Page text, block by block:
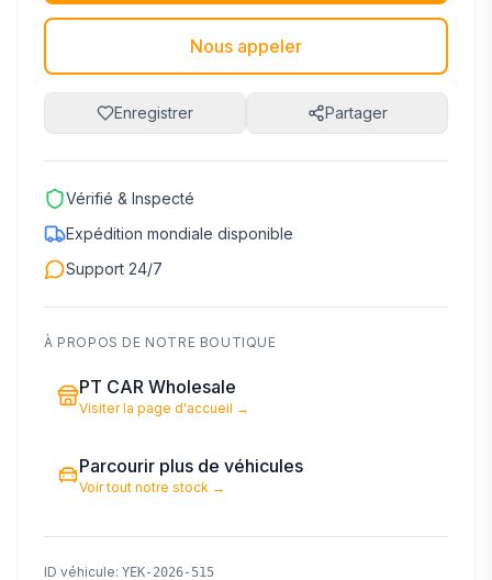
Nous appeler
Enregistrer Partager
Vérifié & Inspecté
Expédition mondiale disponible
Support 24/7
À PROPOS DE NOTRE BOUTIQUE
PT CAR Wholesale
Visiter la page d'accueil →
Parcourir plus de véhicules
Voir tout notre stock →
ID véhicule: YEK-2026-515